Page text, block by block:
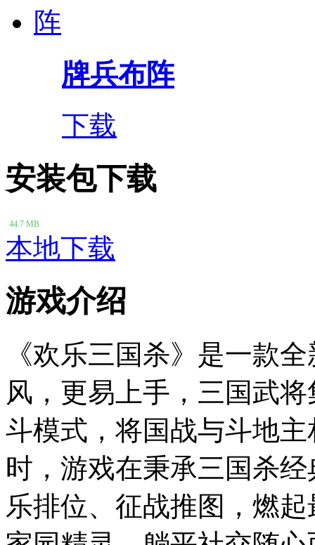
牌兵布阵
下载
安装包下载
44.7 MB
本地下载
游戏介绍
《欢乐三国杀》是一款
风，更易上手，三国武
斗模式，将国战与斗地
时，游戏在秉承三国杀
乐排位、征战推图，燃